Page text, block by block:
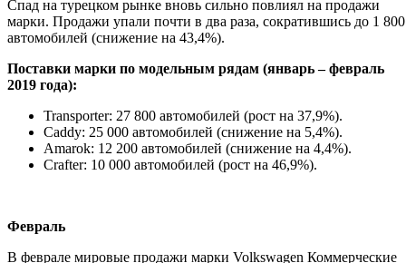
Спад на турецком рынке вновь сильно повлиял на продажи
марки. Продажи упали почти в два раза, сократившись до 1 800
автомобилей (снижение на 43,4%).
Поставки марки по модельным рядам (январь – февраль
2019 года):
Transporter: 27 800 автомобилей (рост на 37,9%).
Caddy: 25 000 автомобилей (снижение на 5,4%).
Amarok: 12 200 автомобилей (снижение на 4,4%).
Crafter: 10 000 автомобилей (рост на 46,9%).
Февраль
В феврале мировые продажи марки Volkswagen Коммерческие